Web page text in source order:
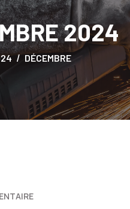
2024
DÉCEMBRE